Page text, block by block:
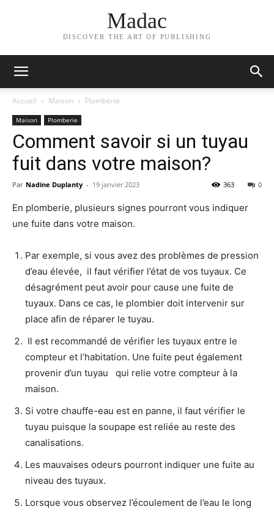
Madac
DISCOVER THE ART OF PUBLISHING
Accueil Maison Plomberie
Maison Plomberie
Comment savoir si un tuyau
fuit dans votre maison?
Par Nadine Duplanty - 19 janvier 2023 0
363
En plomberie, plusieurs signes pourront vous indiquer
une fuite dans votre maison.
Par exemple, si vous avez des problèmes de pression
d’eau élevée, il faut vérifier l’état de vos tuyaux. Ce
désagrément peut avoir pour cause une fuite de
tuyaux. Dans ce cas, le plombier doit intervenir sur
place afin de réparer le tuyau.
Il est recommandé de vérifier les tuyaux entre le
compteur et l’habitation. Une fuite peut également
provenir d’un tuyau qui relie votre compteur à la
maison.
Si votre chauffe-eau est en panne, il faut vérifier le
tuyau puisque la soupape est reliée au reste des
canalisations.
Les mauvaises odeurs pourront indiquer une fuite au
niveau des tuyaux.
Lorsque vous observez l’écoulement de l’eau le long